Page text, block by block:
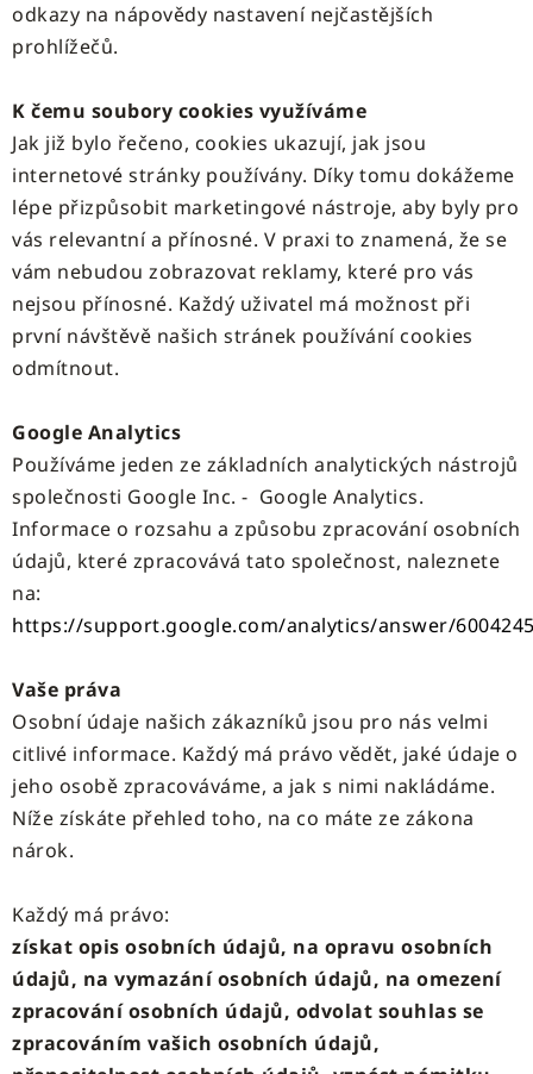
odkazy na nápovědy nastavení nejčastějších
prohlížečů.
K čemu soubory cookies využíváme
Jak již bylo řečeno, cookies ukazují, jak jsou
internetové stránky používány. Díky tomu dokážeme
lépe přizpůsobit marketingové nástroje, aby byly pro
vás relevantní a přínosné. V praxi to znamená, že se
vám nebudou zobrazovat reklamy, které pro vás
nejsou přínosné. Každý uživatel má možnost při
první návštěvě našich stránek používání cookies
odmítnout.
Google Analytics
Používáme jeden ze základních analytických nástrojů
společnosti Google Inc. - Google Analytics.
Informace o rozsahu a způsobu zpracování osobních
údajů, které zpracovává tato společnost, naleznete
na:
https://support.google.com/analytics/answer/
Vaše práva
Osobní údaje našich zákazníků jsou pro nás velmi
citlivé informace. Každý má právo vědět, jaké údaje o
jeho osobě zpracováváme, a jak s nimi nakládáme.
Níže získáte přehled toho, na co máte ze zákona
nárok.
Každý má právo:
získat opis osobních údajů, na opravu osobních
údajů, na vymazání osobních údajů, na omezení
zpracování osobních údajů, odvolat souhlas se
zpracováním vašich osobních údajů,